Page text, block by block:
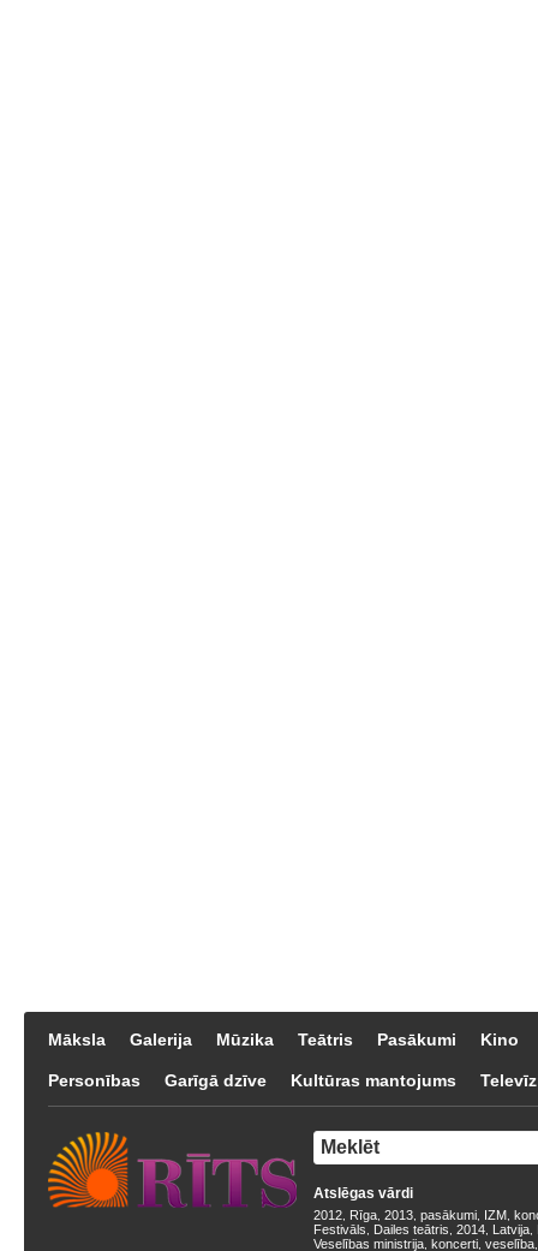
Māksla Galerija Mūzika Teātris Pasākumi Kino
Personības Garīgā dzīve Kultūras mantojums
Atslēgas vārdi
2012 Rīga 2013 pasākumi IZM
Festivāls
Dailes teātris 2014 Latvija
Veselības ministrija koncerti veselība